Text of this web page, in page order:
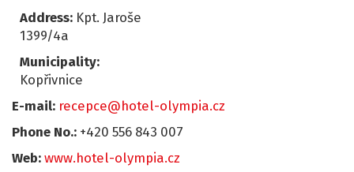
Address: Kpt. Jaroše
1399/4a
Municipality:
Kopřivnice
E-mail: recepce@hotel-olympia.cz
Phone No.: +420 556 843 007
Web: www.hotel-olympia.cz